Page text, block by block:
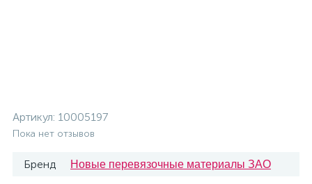
Артикул: 10005197
Пока нет отзывов
Бренд Новые перевязочные материалы ЗАО